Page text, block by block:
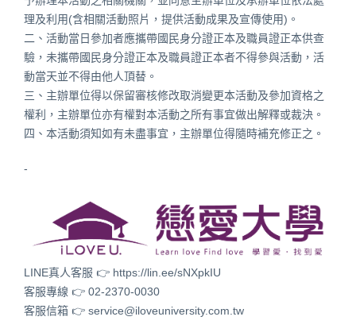
理及利用(含相關活動照片，提供活動成果及宣傳使用)。
二、活動當日參加者應攜帶國民身分證正本及職員證正本供查
驗，未攜帶國民身分證正本及職員證正本者不得參與活動，活
動當天並不得由他人頂替。
三、主辦單位得以保留審核修改取消變更本活動及參加資格之
權利，主辦單位亦有權對本活動之所有事宜做出解釋或裁決。
四、本活動須知如有未盡事宜，主辦單位得隨時補充修正之。
-
LINE真人客服 👉 https://lin.ee/sNXpkIU
客服專線 👉 02-2370-0030
客服信箱 👉 service@iloveuniversity.com.tw